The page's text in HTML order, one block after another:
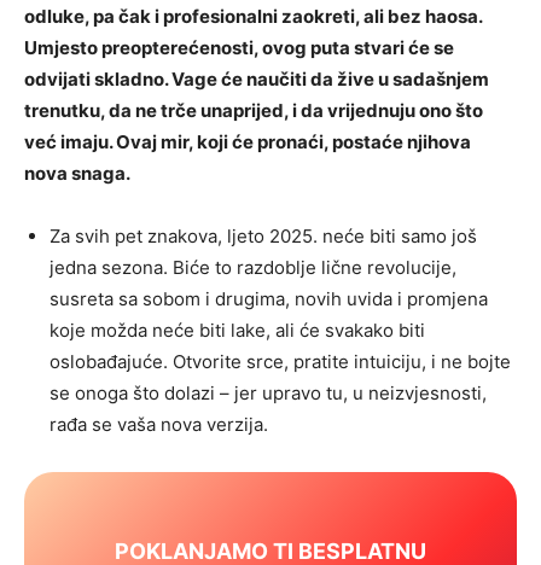
odluke, pa čak i profesionalni zaokreti, ali bez haosa.
Umjesto preopterećenosti, ovog puta stvari će se
odvijati skladno. Vage će naučiti da žive u sadašnjem
trenutku, da ne trče unaprijed, i da vrijednuju ono što
već imaju. Ovaj mir, koji će pronaći, postaće njihova
nova snaga.
Za svih pet znakova, ljeto 2025. neće biti samo još
jedna sezona. Biće to razdoblje lične revolucije,
susreta sa sobom i drugima, novih uvida i promjena
koje možda neće biti lake, ali će svakako biti
oslobađajuće. Otvorite srce, pratite intuiciju, i ne bojte
se onoga što dolazi – jer upravo tu, u neizvjesnosti,
rađa se vaša nova verzija.
POKLANJAMO TI BESPLATNU